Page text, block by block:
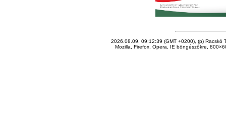
2026.08.09. 09:12:39 (GMT +0200), (p) Racskó
Mozilla, Firefox, Opera, IE böngészőkre,